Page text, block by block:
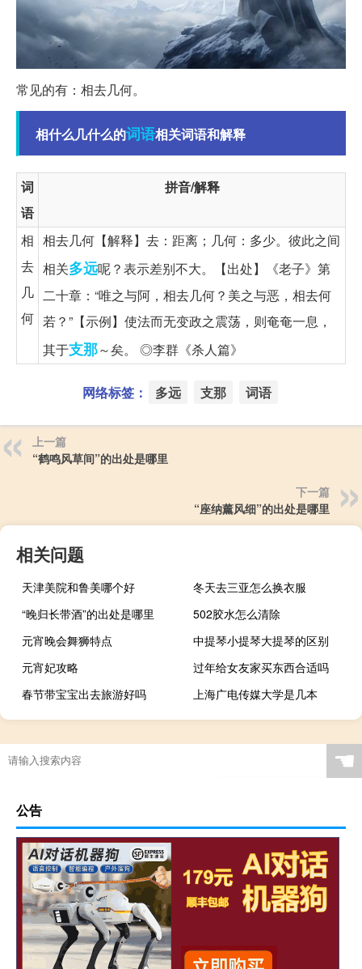
常见的有：相去几何。
相什么几什么的词语相关词语和解释
词
语
拼音/解释
相
去
几
何
相去几何【解释】去：距离；几何：多少。彼此之间
相关多远呢？表示差别不大。【出处】《老子》第
二十章：“唯之与阿，相去几何？美之与恶，相去何
若？”【示例】使法而无变政之震荡，则奄奄一息，
其于支那～矣。 ◎李群《杀人篇》
网络标签： 多远 支那 词语
上一篇
“鹤鸣风草间”的出处是哪里
下一篇
“座纳薰风细”的出处是哪里
相关问题
天津美院和鲁美哪个好
冬天去三亚怎么换衣服
“晚归长带酒”的出处是哪里
502胶水怎么清除
元宵晚会舞狮特点
中提琴小提琴大提琴的区别
元宵妃攻略
过年给女友家买东西合适吗
春节带宝宝出去旅游好吗
上海广电传媒大学是几本
☚
公告